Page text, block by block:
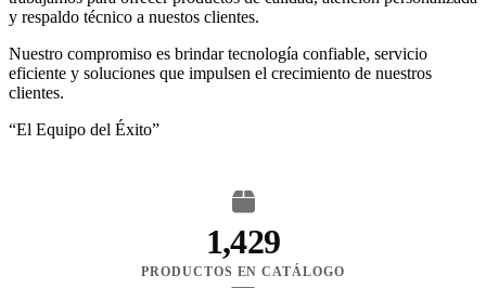
y respaldo técnico a nuestos clientes.
Nuestro compromiso es brindar tecnología confiable, servicio
eficiente y soluciones que impulsen el crecimiento de nuestros
clientes.
“El Equipo del Éxito”
1,429
PRODUCTOS EN CATÁLOGO